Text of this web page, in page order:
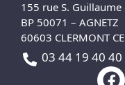
155 rue S. Guillaume
BP 50071 – AGNETZ
60603 CLERMONT
03 44 19 40 40
F